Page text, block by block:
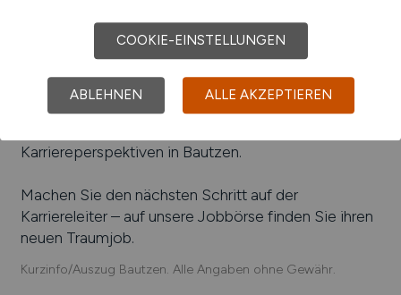
Schneidemaschinenwerk GmbH, Hentschke Bau
Einfach online aktuelle Stellenangebote inBautzen
und Umgebung suchen. Informieren Sie sich auf
Karriereperspektiven in Bautzen.
Machen Sie den nächsten Schritt auf der
Karriereleiter – auf unsere Jobbörse finden Sie ihren
neuen Traumjob.
Kurzinfo/Auszug Bautzen. Alle Angaben ohne Gewähr.
COOKIE-EINSTELLUNGEN
ABLEHNEN ALLE AKZEPTIEREN